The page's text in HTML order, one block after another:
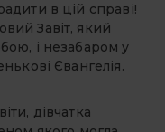
в цій справі!
Завіт, який
і незабаром у
Євангелія.
дівчатка